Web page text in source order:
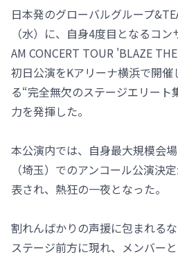
日本発のグローバルグループ
（水）に、自身4度目となるコ
AM CONCERT TOUR 'BLAZE
初日公演をKアリーナ横浜で開
る“完全無欠のステージエリート
力を発揮した。
本公演内では、自身最大規模会
（埼玉）でのアンコール公演決
表され、熱狂の一夜となった。
割れんばかりの声援に包まれる
ステージ前方に現れ、メンバー